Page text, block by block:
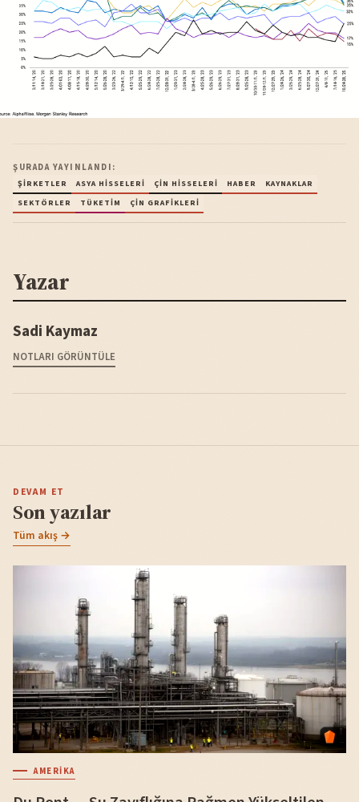
ŞURADA YAYINLANDI:
ŞIRKETLER ASYA HISSELERI ÇIN HISSELERI HABER
KAYNAKLAR
SEKTÖRLER
TÜKETIM ÇIN GRAFIKLERI
Yazar
Sadi Kaymaz
NOTLARI GÖRÜNTÜLE
DEVAM ET
Son yazılar
Tüm akış →
AMERIKA